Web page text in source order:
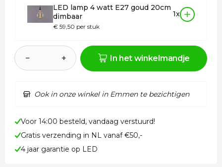
LED lamp 4 watt E27 goud 20cm
dimbaar
€ 59,50 per stuk
1x
− + In het winkelmandje
Ook in onze winkel in Emmen te bezichtigen
Voor 14:00 besteld, vandaag verstuurd!
Gratis verzending in NL vanaf €50,-
4 jaar garantie op LED